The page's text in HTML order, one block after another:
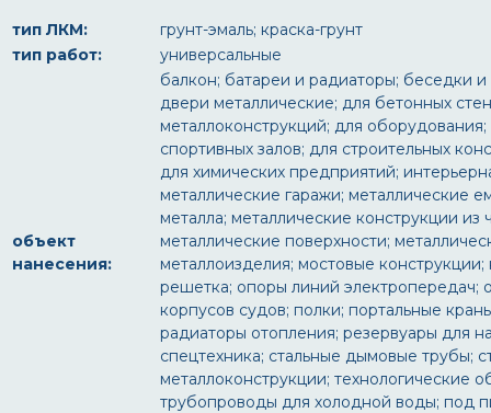
тип ЛКМ:
грунт-эмаль; краска-грунт
тип работ:
универсальные
объект
нанесения:
балкон; батареи и радиаторы; беседки
двери металлические; для бетонных
металлоконструкций; для
спортивных залов; для строительных
для химических предприятий;
металлические гаражи; металлические
металла; металлические конструкции
металлические поверхности;
металлоизделия; мостовые
решетка; опоры линий электропередач;
корпусов судов; полки; портальные
радиаторы отопления; резервуары для
спецтехника; стальные дымовые трубы;
металлоконструкции; технологические
трубопроводы для холодной воды; под